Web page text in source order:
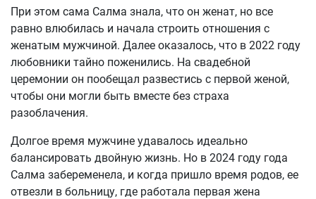
При этом сама Салма знала, что он женат, но все
равно влюбилась и начала строить отношения с
женатым мужчиной. Далее оказалось, что в 2022 году
любовники тайно поженились. На свадебной
церемонии он пообещал развестись с первой женой,
чтобы они могли быть вместе без страха
разоблачения.
Долгое время мужчине удавалось идеально
балансировать двойную жизнь. Но в 2024 году года
Салма забеременела, и когда пришло время родов, ее
отвезли в больницу, где работала первая жена